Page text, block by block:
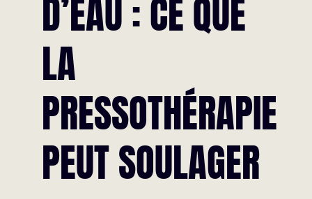
D’EAU : CE QUE
LA
PRESSOTHÉRAPIE
PEUT SOULAGER